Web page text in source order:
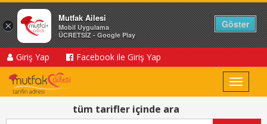
Giriş Yap Facebook ile Giriş Yap
Toggle
tüm tarifler içinde ara
×
Mutfak Ailesi
Mobil Uygulama
ÜCRETSİZ - Google Play
Göster